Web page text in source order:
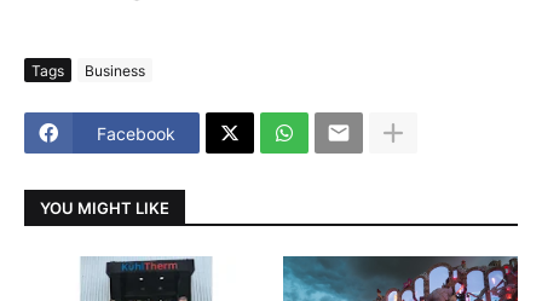
Tags Business
Facebook
YOU MIGHT LIKE